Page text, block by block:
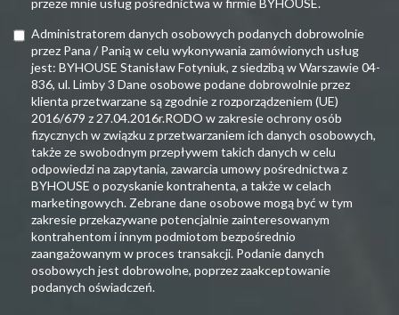
przeze mnie usług pośrednictwa w firmie BYHOUSE.
Administratorem danych osobowych podanych dobrowolnie
przez Pana / Panią w celu wykonywania zamówionych usług
jest: BYHOUSE Stanisław Fotyniuk, z siedzibą w Warszawie 04-
836, ul. Limby 3 Dane osobowe podane dobrowolnie przez
klienta przetwarzane są zgodnie z rozporządzeniem (UE)
2016/679 z 27.04.2016r.RODO w zakresie ochrony osób
fizycznych w związku z przetwarzaniem ich danych osobowych,
także ze swobodnym przepływem takich danych w celu
odpowiedzi na zapytania, zawarcia umowy pośrednictwa z
BYHOUSE o pozyskanie kontrahenta, a także w celach
marketingowych. Zebrane dane osobowe mogą być w tym
zakresie przekazywane potencjalnie zainteresowanym
kontrahentom i innym podmiotom bezpośrednio
zaangażowanym w proces transakcji. Podanie danych
osobowych jest dobrowolne, poprzez zaakceptowanie
podanych oświadczeń.